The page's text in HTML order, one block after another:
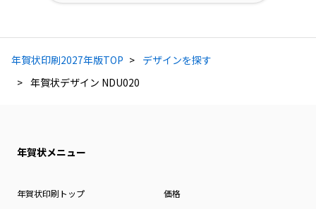
年賀状印刷2027年版TOP
デザインを探す
年賀状デザイン NDU020
年賀状メニュー
年賀状印刷トップ 価格